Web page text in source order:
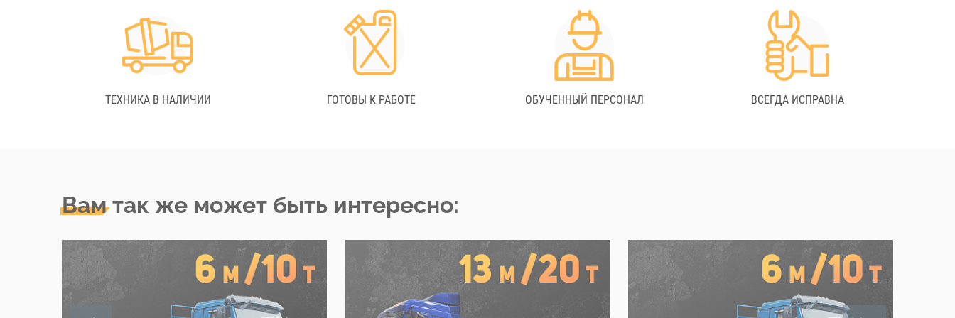
ТЕХНИКА В НАЛИЧИИ ГОТОВЫ К РАБОТЕ ОБУЧЕННЫЙ ПЕРСОНАЛ ВСЕГДА ИСПРАВНА
Вам так же может быть интересно: